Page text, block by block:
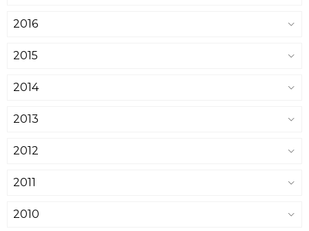
2016
2015
2014
2013
2012
2011
2010